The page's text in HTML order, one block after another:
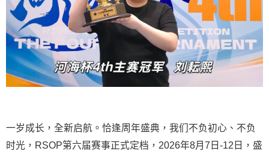
一岁成长，全新启航。恰逢周年盛典，我们不负初心、不负
时光，RSOP第六届赛事正式定档，2026年8月7日-12日，盛